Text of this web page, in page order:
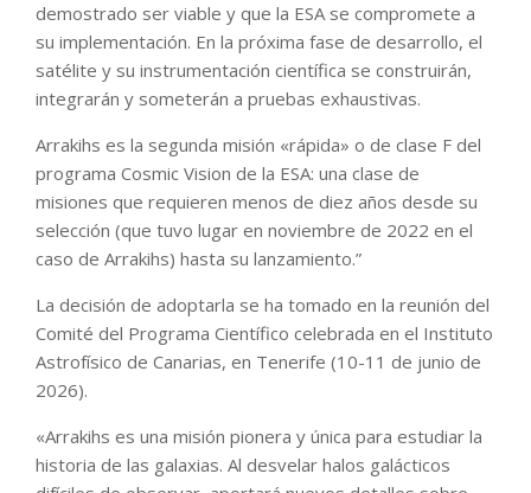
demostrado ser viable y que la ESA se compromete a
su implementación. En la próxima fase de desarrollo, el
satélite y su instrumentación científica se construirán,
integrarán y someterán a pruebas exhaustivas.
Arrakihs es la segunda misión «rápida» o de clase F del
programa Cosmic Vision de la ESA: una clase de
misiones que requieren menos de diez años desde su
selección (que tuvo lugar en noviembre de 2022 en el
caso de Arrakihs) hasta su lanzamiento.”
La decisión de adoptarla se ha tomado en la reunión del
Comité del Programa Científico celebrada en el Instituto
Astrofísico de Canarias, en Tenerife (10-11 de junio de
2026).
«Arrakihs es una misión pionera y única para estudiar la
historia de las galaxias. Al desvelar halos galácticos